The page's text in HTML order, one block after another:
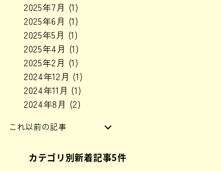
2025年7月 (1)
2025年6月 (1)
2025年5月 (1)
2025年4月 (1)
2025年2月 (1)
2024年12月 (1)
2024年11月 (1)
2024年8月 (2)
これ以前の記事
2024年4月(1)
カテゴリ別新着記事5件